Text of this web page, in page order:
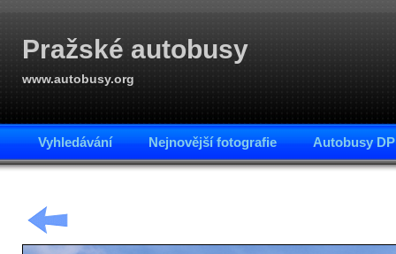
Pražské autobusy
www.autobusy.org
Vyhledávání Nejnovější fotografie Autobusy